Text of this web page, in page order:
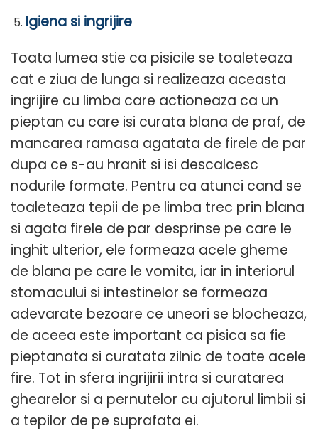
Igiena si ingrijire
Toata lumea stie ca pisicile se toaleteaza
cat e ziua de lunga si realizeaza aceasta
ingrijire cu limba care actioneaza ca un
pieptan cu care isi curata blana de praf, de
mancarea ramasa agatata de firele de par
dupa ce s-au hranit si isi descalcesc
nodurile formate. Pentru ca atunci cand se
toaleteaza tepii de pe limba trec prin blana
si agata firele de par desprinse pe care le
inghit ulterior, ele formeaza acele gheme
de blana pe care le vomita, iar in interiorul
stomacului si intestinelor se formeaza
adevarate bezoare ce uneori se blocheaza,
de aceea este important ca pisica sa fie
pieptanata si curatata zilnic de toate acele
fire. Tot in sfera ingrijirii intra si curatarea
ghearelor si a pernutelor cu ajutorul limbii si
a tepilor de pe suprafata ei.